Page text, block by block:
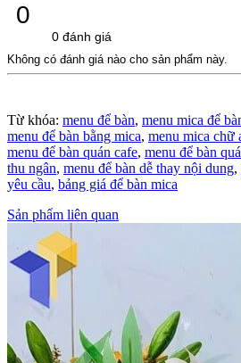
0
0 đánh giá
Không có đánh giá nào cho sản phẩm này.
Từ khóa: menu để bàn, menu mica để
menu để bàn bằng mica, menu mica chữ
menu để bàn quán cafe, menu để bàn
thu ngân, menu để bàn dễ thay nội dung,
yêu cầu, bảng giá để bàn mica
Sản phẩm liên quan